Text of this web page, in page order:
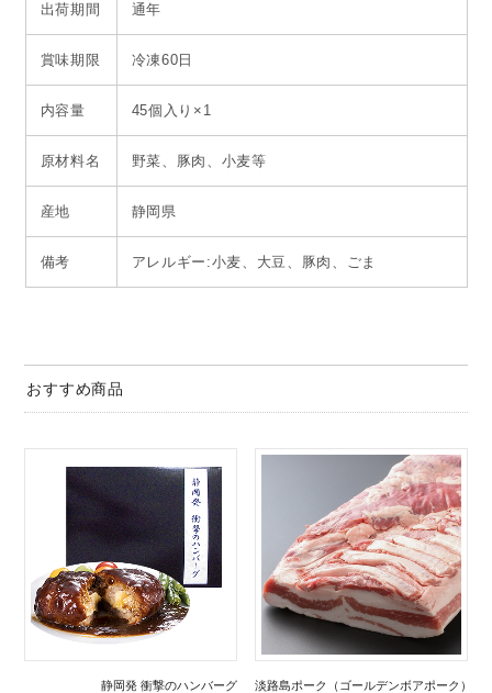
出荷期間 通年
賞味期限 冷凍60日
内容量 45個入り×1
原材料名 野菜、豚肉、小麦等
産地 静岡県
備考 アレルギー:小麦、大豆、豚肉、ごま
おすすめ商品
静岡発 衝撃のハンバーグ
淡路島ポーク（ゴールデンボアポーク）